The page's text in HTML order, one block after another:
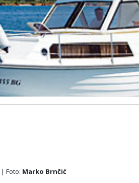
| Foto: Marko Brnčić